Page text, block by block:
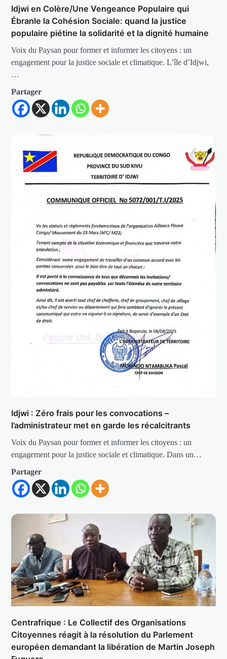
Idjwi en Colère/Une Vengeance Populaire qui
Ébranle la Cohésion Sociale: quand la justice
populaire piétine la solidarité et la dignité humaine
Voix du Paysan pour former et informer les citoyens : un
engagement pour la justice sociale et climatique. L’île d’Idjwi,
…
Partager
Idjwi : Zéro frais pour les convocations –
l’administrateur met en garde les récalcitrants
Voix du Paysan pour former et informer les citoyens : un
engagement pour la justice sociale et climatique. Dans un…
Partager
Centrafrique : Le Collectif des Organisations
Citoyennes réagit à la résolution du Parlement
européen demandant la libération de Martin Joseph